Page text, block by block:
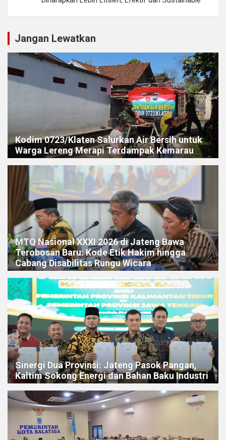
Jangan Lewatkan
Kodim 0723/Klaten Salurkan Air Bersih untuk
Warga Lereng Merapi Terdampak Kemarau
MTQ Nasional XXXI 2026 di Jateng Bawa
Terobosan Baru: Kode Etik Hakim hingga
Cabang Disabilitas Rungu Wicara
Sinergi Dua Provinsi: Jateng Pasok Pangan,
Kaltim Sokong Energi dan Bahan Baku Industri